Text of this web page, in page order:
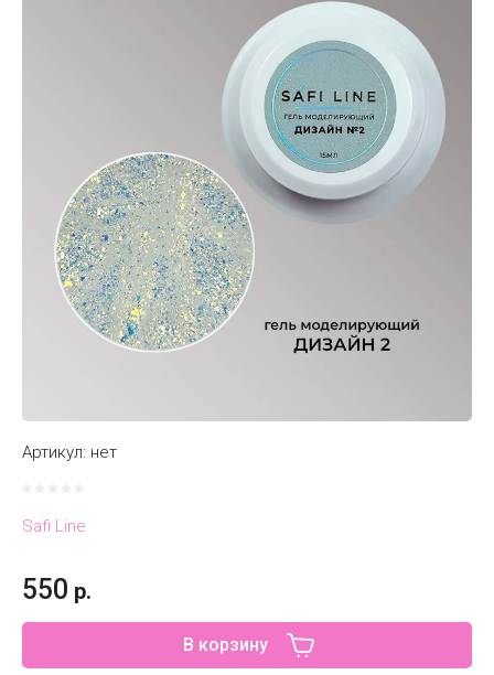
Артикул: нет
Safi Line
550 р.
В корзину